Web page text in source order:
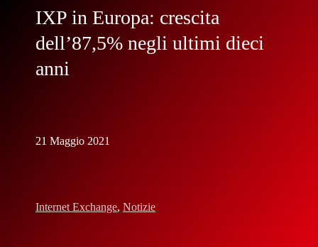
IXP in Europa: crescita
dell’87,5% negli ultimi dieci
anni
21 Maggio 2021
Internet Exchange, Notizie